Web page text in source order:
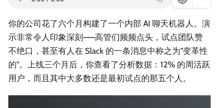
你的公司花了六个月构建了一个内部 AI 聊天机器人。演
示非常令人印象深刻——高管们频频点头，试点团队赞
不绝口，甚至有人在 Slack 的一条消息中称之为"变革性
的"。上线三个月后，你查看了分析数据：12% 的周活跃
用户，而且其中大多数还是最初试点的那五个人。